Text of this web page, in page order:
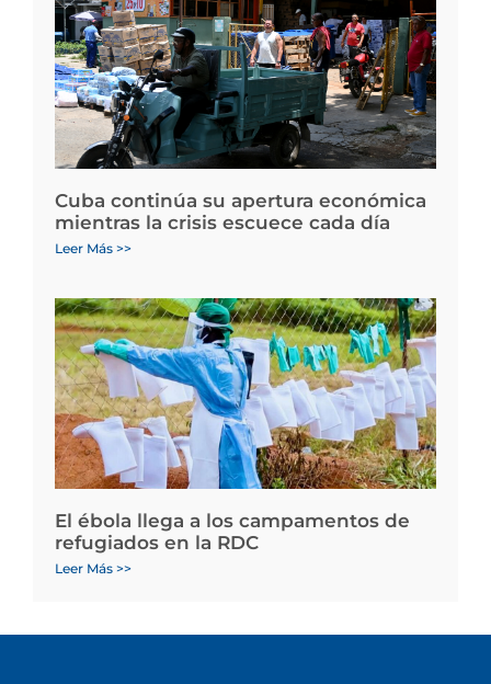
Cuba continúa su apertura económica
mientras la crisis escuece cada día
Leer Más >>
El ébola llega a los campamentos de
refugiados en la RDC
Leer Más >>